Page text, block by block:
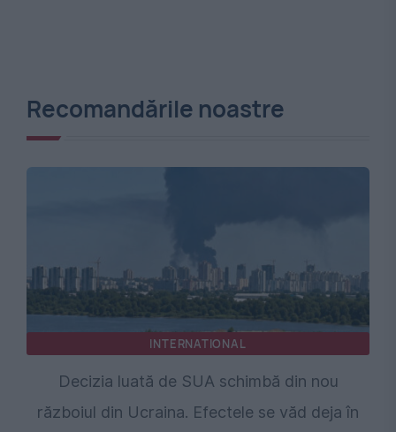
Recomandările noastre
INTERNATIONAL
Decizia luată de SUA schimbă din nou
războiul din Ucraina. Efectele se văd deja în